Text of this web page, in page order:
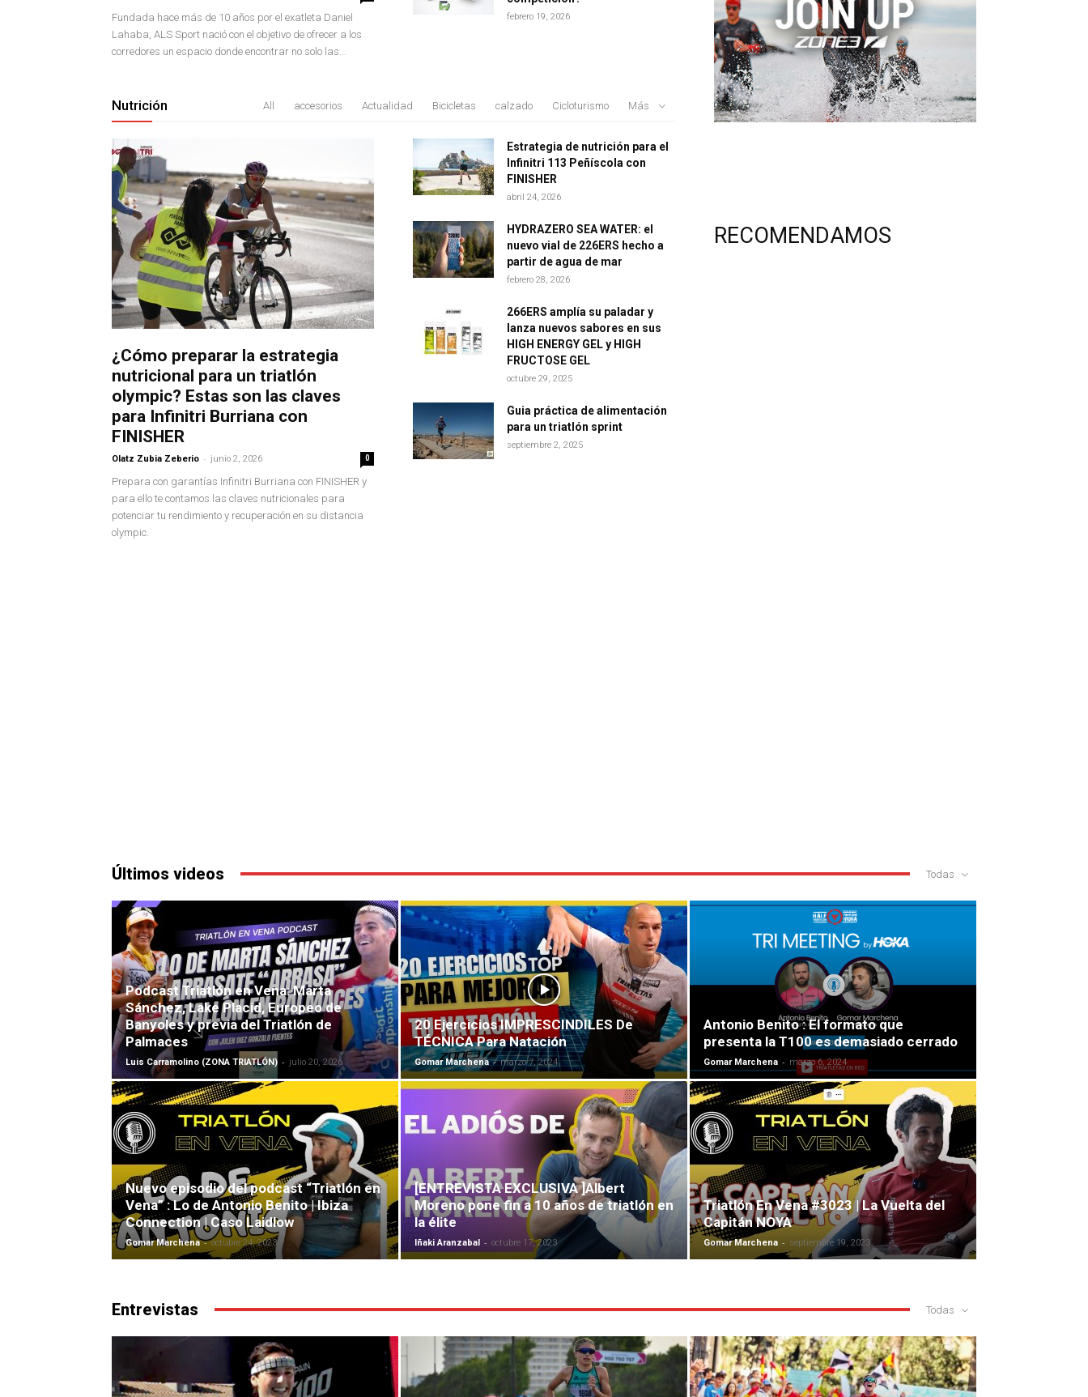
Fundada hace más de 10 años por el exatleta Daniel
Lahaba, ALS Sport nació con el objetivo de ofrecer a los
corredores un espacio donde encontrar no solo las...
febrero 19, 2026
Nutrición All accesorios Actualidad Bicicletas calzado Cicloturismo Más
¿Cómo preparar la estrategia
nutricional para un triatlón
olympic? Estas son las claves
para Infinitri Burriana con
FINISHER
Olatz Zubia Zeberio - junio 2, 2026 0
Prepara con garantías Infinitri Burriana con FINISHER y
para ello te contamos las claves nutricionales para
potenciar tu rendimiento y recuperación en su distancia
olympic.
Estrategia de nutrición para el
Infinitri 113 Peñíscola con
FINISHER
abril 24, 2026
HYDRAZERO SEA WATER: el
nuevo vial de 226ERS hecho a
partir de agua de mar
febrero 28, 2026
266ERS amplía su paladar y
lanza nuevos sabores en sus
HIGH ENERGY GEL y HIGH
FRUCTOSE GEL
octubre 29, 2025
Guia práctica de alimentación
para un triatlón sprint
septiembre 2, 2025
RECOMENDAMOS
Últimos videos Todas
​Podcast Triatlón en Vena: Marta
Sánchez, Lake Placid, Europeo de
Banyoles y previa del Triatlón de
Palmaces
Luis Carramolino (ZONA TRIATLÓN) - julio 20, 2026
20 Ejercicios IMPRESCINDILES De
TÉCNICA Para Natación
Gomar Marchena - marzo 7, 2024
Antonio Benito : El formato que
presenta la T100 es demasiado cerrado
Gomar Marchena - marzo 6, 2024
Nuevo episodio del podcast “Triatlón en
Vena” : Lo de Antonio Benito | Ibiza
Connection | Caso Laidlow
Gomar Marchena - octubre 24, 2023
[ENTREVISTA EXCLUSIVA ]Albert
Moreno pone fin a 10 años de triatlón en
la élite
Iñaki Aranzabal - octubre 17, 2023
Triatlón En Vena #3023 | La Vuelta del
Capitán NOYA
Gomar Marchena - septiembre 19, 2023
Entrevistas Todas